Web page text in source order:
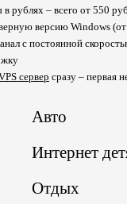
рублях – всего от 550
версию Windows
с постоянной
сервер сразу – первая
Авто
Интернет
Отдых